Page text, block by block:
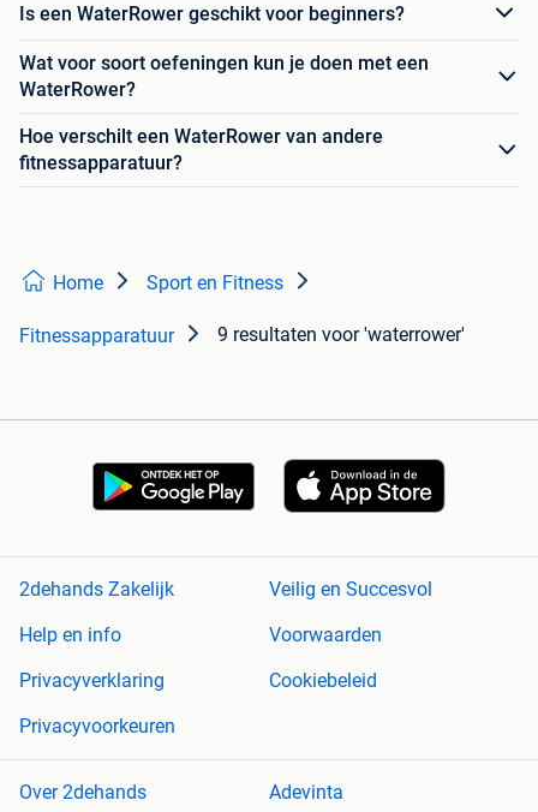
Is een WaterRower geschikt voor beginners?
Wat voor soort oefeningen kun je doen met een
WaterRower?
Hoe verschilt een WaterRower van andere
fitnessapparatuur?
Home Sport en Fitness
Fitnessapparatuur 9 resultaten voor 'waterrower'
2dehands Zakelijk
Veilig en Succesvol
Help en info
Voorwaarden
Privacyverklaring
Cookiebeleid
Privacyvoorkeuren
Over 2dehands Adevinta